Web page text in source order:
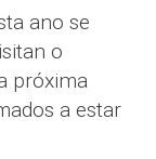
ano se
o
próxima
a estar